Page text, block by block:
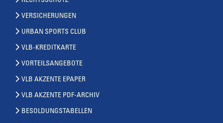
VERSICHERUNGEN
URBAN SPORTS CLUB
VLB-KREDITKARTE
VORTEILSANGEBOTE
VLB AKZENTE EPAPER
VLB AKZENTE PDF-ARCHIV
BESOLDUNGSTABELLEN